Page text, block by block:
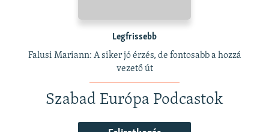
Legfrissebb
Falusi Mariann: A siker jó érzés, de fontosabb a hozzá
vezető út
Szabad Európa Podcastok